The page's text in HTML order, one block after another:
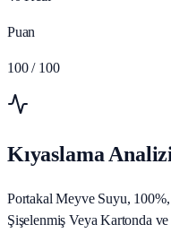
Puan
100 / 100
Kıyaslama
Portakal Meyve Suyu,
Şişelenmiş Veya Kartonda